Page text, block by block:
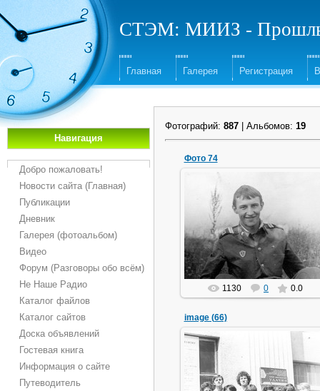
СТЭМ: МИИЗ -
Главная Галерея Регистрация
Навигация
Добро пожаловать!
Новости сайта (Главная)
Публикации
Дневник
Галерея (фотоальбом)
Видео
Форум (Разговоры обо всём)
Не Наше Радио
Каталог файлов
Каталог сайтов
Доска объявлений
Гостевая книга
Информация о сайте
Путеводитель
Фотографий: 887 | Альбомов: 19
Фото 74
03.01.2019
Сергей Завалишин
Новиков
1130 0 0.0
image (66)
03.01.2019
У МИИЗа